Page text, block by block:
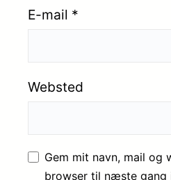
E-mail *
Websted
Gem mit navn, mail og
browser til næste gang